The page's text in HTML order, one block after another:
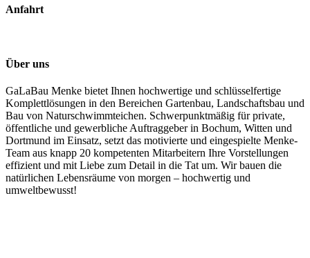
Anfahrt
Über uns
GaLaBau Menke bietet Ihnen hochwertige und schlüsselfertige
Komplettlösungen in den Bereichen Gartenbau, Landschaftsbau und
Bau von Naturschwimmteichen. Schwerpunktmäßig für private,
öffentliche und gewerbliche Auftraggeber in Bochum, Witten und
Dortmund im Einsatz, setzt das motivierte und eingespielte Menke-
Team aus knapp 20 kompetenten Mitarbeitern Ihre Vorstellungen
effizient und mit Liebe zum Detail in die Tat um. Wir bauen die
natürlichen Lebensräume von morgen – hochwertig und
umweltbewusst!